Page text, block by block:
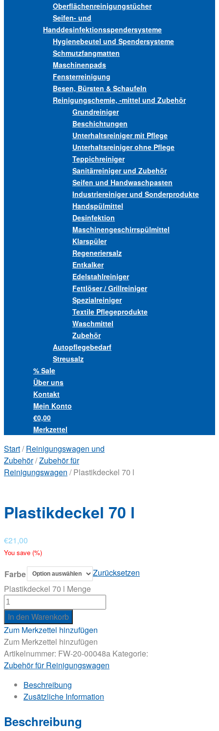
Oberflächenreinigungstücher
Seifen- und
Handdesinfektionsspendersysteme
Hygienebeutel und Spendersysteme
Schmutzfangmatten
Maschinenpads
Fensterreinigung
Besen, Bürsten & Schaufeln
Reinigungschemie, -mittel und Zubehör
Grundreiniger
Beschichtungen
Unterhaltsreiniger mit Pflege
Unterhaltsreiniger ohne Pflege
Teppichreiniger
Sanitärreiniger und Zubehör
Seifen und Handwaschpasten
Industriereiniger und Sonderprodukte
Handspülmittel
Desinfektion
Maschinengeschirrspülmittel
Klarspüler
Regeneriersalz
Entkalker
Edelstahlreiniger
Fettlöser / Grillreiniger
Spezialreiniger
Textile Pflegeprodukte
Waschmittel
Zubehör
Autopflegebedarf
Streusalz
% Sale
Über uns
Kontakt
Mein Konto
€0,00
Merkzettel
Start/Reinigungswagen und
Zubehör/Zubehör für
Reinigungswagen / Plastikdeckel 70 l
Plastikdeckel 70 l
€21,00
You save (%)
Farbe
Zurücksetzen
Plastikdeckel 70 l Menge
In den Warenkorb
Zum Merkzettel hinzufügen
Zum Merkzettel hinzufügen
Artikelnummer: FW-20-00048a Kategorie:
Zubehör für Reinigungswagen
Beschreibung
Zusätzliche Information
Beschreibung